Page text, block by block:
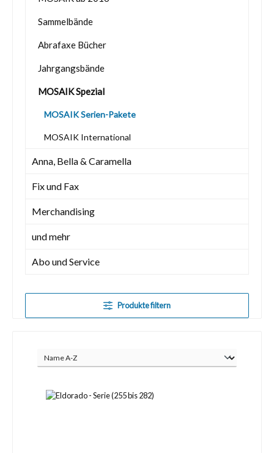
Sammelbände
Abrafaxe Bücher
Jahrgangsbände
MOSAIK Spezial
MOSAIK Serien-Pakete
MOSAIK International
Anna, Bella & Caramella
Fix und Fax
Merchandising
und mehr
Abo und Service
Produkte filtern